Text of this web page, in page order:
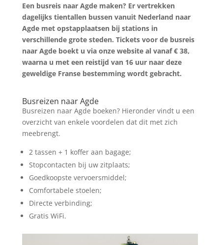
Een busreis naar Agde maken? Er vertrekken
dagelijks tientallen bussen vanuit Nederland naar
Agde met opstapplaatsen bij stations in
verschillende grote steden. Tickets voor de busreis
naar Agde boekt u via onze website al vanaf € 38,
waarna u met een reistijd van 16 uur naar deze
geweldige Franse bestemming wordt gebracht.
Busreizen naar Agde
Busreizen naar Agde boeken? Hieronder vindt u een
overzicht van enkele voordelen dat dit met zich
meebrengt.
2 tassen + 1 koffer aan bagage;
Stopcontacten bij uw zitplaats;
Goedkoopste vervoersmiddel;
Comfortabele stoelen;
Directe verbinding;
Gratis WiFi.